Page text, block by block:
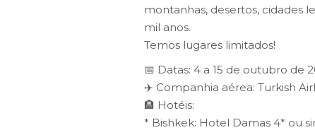
montanhas, desertos, cidades
mil anos.
Temos lugares limitados!
📅 Datas: 4 a 15 de outubro de
✈️ Companhia aérea: Turkish
🏨 Hotéis:
* Bishkek: Hotel Damas 4* ou